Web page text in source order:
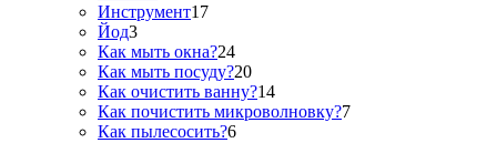
Инструмент17
Йод3
Как мыть окна?24
Как мыть посуду?20
Как очистить ванну?14
Как почистить микроволновку?7
Как пылесосить?6